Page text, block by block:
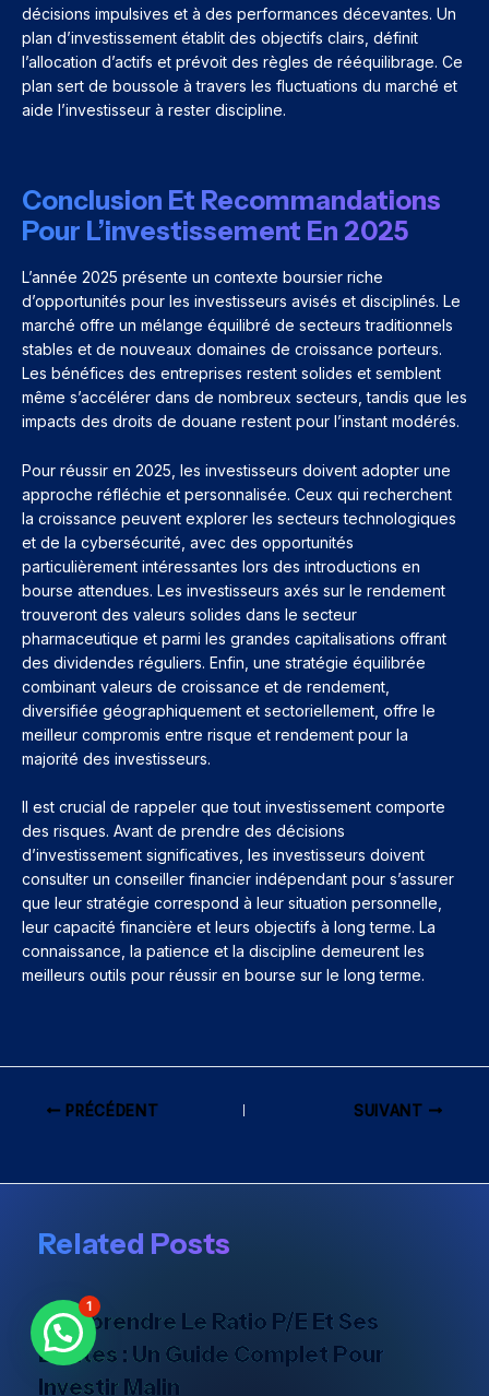
décisions impulsives et à des performances décevantes. Un
plan d’investissement établit des objectifs clairs, définit
l’allocation d’actifs et prévoit des règles de rééquilibrage. Ce
plan sert de boussole à travers les fluctuations du marché et
aide l’investisseur à rester discipline.
Conclusion Et Recommandations
Pour L’investissement En 2025
L’année 2025 présente un contexte boursier riche
d’opportunités pour les investisseurs avisés et disciplinés. Le
marché offre un mélange équilibré de secteurs traditionnels
stables et de nouveaux domaines de croissance porteurs.
Les bénéfices des entreprises restent solides et semblent
même s’accélérer dans de nombreux secteurs, tandis que les
impacts des droits de douane restent pour l’instant modérés.
Pour réussir en 2025, les investisseurs doivent adopter une
approche réfléchie et personnalisée. Ceux qui recherchent
la croissance peuvent explorer les secteurs technologiques
et de la cybersécurité, avec des opportunités
particulièrement intéressantes lors des introductions en
bourse attendues. Les investisseurs axés sur le rendement
trouveront des valeurs solides dans le secteur
pharmaceutique et parmi les grandes capitalisations offrant
des dividendes réguliers. Enfin, une stratégie équilibrée
combinant valeurs de croissance et de rendement,
diversifiée géographiquement et sectoriellement, offre le
meilleur compromis entre risque et rendement pour la
majorité des investisseurs.
Il est crucial de rappeler que tout investissement comporte
des risques. Avant de prendre des décisions
d’investissement significatives, les investisseurs doivent
consulter un conseiller financier indépendant pour s’assurer
que leur stratégie correspond à leur situation personnelle,
leur capacité financière et leurs objectifs à long terme. La
connaissance, la patience et la discipline demeurent les
meilleurs outils pour réussir en bourse sur le long terme.
PRÉCÉDENT SUIVANT
Related Posts
Comprendre Le Ratio P/E Et Ses
Limites : Un Guide Complet Pour
Investir Malin
1